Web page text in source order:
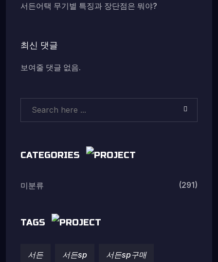
서든어택 무기별 특징과 장단점은 뭐야?
최신 댓글
보여줄 댓글 없음.
CATEGORIES
미분류 (291)
TAGS
서든 서든sp 서든sp구매